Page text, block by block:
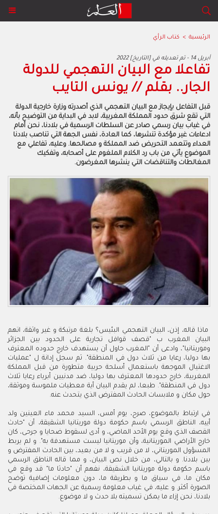
الرئيسية > كتاب الرأي
2022 أبريل 14 - تم تعديله في [التاريخ]
تفاعلا مع البيان التهجمي للدولة
الجار.. بقلم // يونس التايب
قبل التفاعل بإيجاز مع البيان التهجمي الذي أصدرته وزارة خارجية الدولة
التي تقع شرق حدود المملكة المغربية، لابد في البداية من التوضيح بأنه،
في غياب بيان رسمي صادر عن السلطات الرسمية في بلادنا، نحن أمام
ادعاءات غير مؤكدة تنشرها، كما العادة، نفس الجهة التي تناصب بلادنا
العداء وتتعمد التحريض ضد المملكة و مصالحها. وعليه، تفاعلي مع
الموضوع يأتي من باب رد الكلام الملغوم على أصحابه، وتفكيك
المغالطات والتناقضات التي ينشرها المغرضون.
ماذا قاله، إذن، البيان التهجمي البئيس؟ بلغة مرتبكة و غير واثقة، اتهم
البيان المغرب ب "قصف قوافل تجارية على الحدود بين الجزائر
وموريتانيا"، وادعى أن "المغرب حاول أن يستهدف خارج حدوده المعترف
بها دوليا، رعايا من ثلاث دول في المنطقة". ثم سجل إدانة ل "عمليات
الاغتيال الموجهة باستعمال أسلحة حربية متطورة من قبل المملكة
المغربية، خارج حدودها المعترف بها دوليا، ضد مدنيين أبرياء رعايا ثلاث
دول في المنطقة". طبعا، لم يقدم البيان أية معطيات ملموسة وموثقة،
حول مكان و ملابسات الحادث المفترض الذي يتحدث عنه.
في ارتباط بالموضوع، صرح، يوم أمس، السيد محمد ماء العينين ولد
أييه، الناطق الرسمي باسم حكومة دولة موريتانيا الشقيقة، أن "حادث
القصف الذي وقع يوم الأحد الماضي، و أدى لسقوط ضحايا و جرحى، كان
خارج الأراضي الموريتانية، وأن موريتانيا ليست مستهدفة به". و لم يربط
المسؤول الموريتاني، لا من قريب و لا من بعيد، بين الحادث المفترض و
بين بلادنا. و بالتالي، من خلال نص البيان، و مما قاله الناطق الرسمي
باسم حكومة دولة موريتانيا الشقيقة، نفهم أن "حادثا ما" قد وقع في
مكان ما، في سياق ما و بطريقة ما، دون معلومات إضافية توضح
الصورة أكثر. و عليه، في غياب معلومة رسمية عن الجهات المختصة في
بلادنا، نحن إزاء ما يمكن تسميته بلا حدث و لا موضوع.